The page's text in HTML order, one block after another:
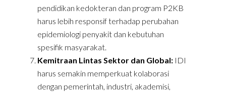
pendidikan kedokteran dan program P2KB
harus lebih responsif terhadap perubahan
epidemiologi penyakit dan kebutuhan
spesifik masyarakat.
Kemitraan Lintas Sektor dan Global: IDI
harus semakin memperkuat kolaborasi
dengan pemerintah, industri, akademisi,